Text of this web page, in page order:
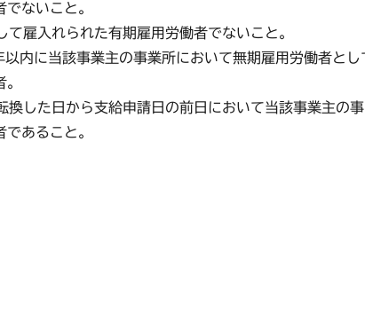
ないこと。
雇入れられた有期雇用労働者でないこと。
内に当該事業主の事業所において無期雇用労働者とし
した日から支給申請日の前日において当該事業主の事
あること。